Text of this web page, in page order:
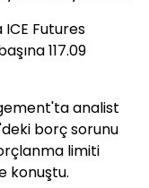
Futures
117.09
analist
borç sorunu
limiti
konuştu.